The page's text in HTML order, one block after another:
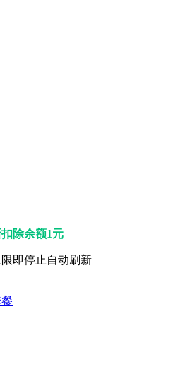
除余额1元
即停止自动刷新